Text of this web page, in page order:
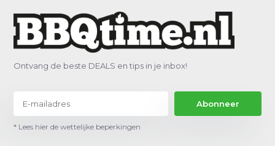
Ontvang de beste DEALS en tips in je inbox!
Abonneer
* Lees hier de wettelijke beperkingen